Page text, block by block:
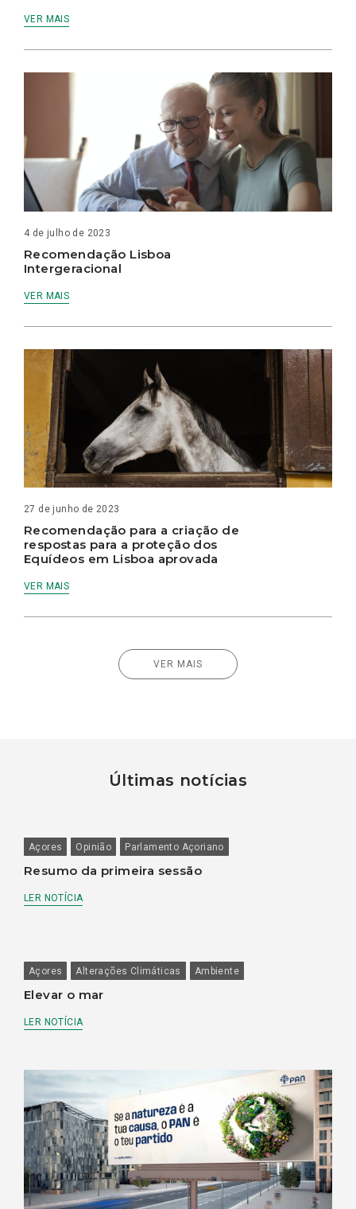
VER MAIS
4 de julho de 2023
Recomendação Lisboa
Intergeracional
VER MAIS
27 de junho de 2023
Recomendação para a criação de
respostas para a proteção dos
Equídeos em Lisboa aprovada
VER MAIS
VER MAIS
Últimas notícias
Açores Opinião Parlamento Açoriano
Resumo da primeira sessão
LER NOTÍCIA
Açores Alterações Climáticas Ambiente
Elevar o mar
LER NOTÍCIA